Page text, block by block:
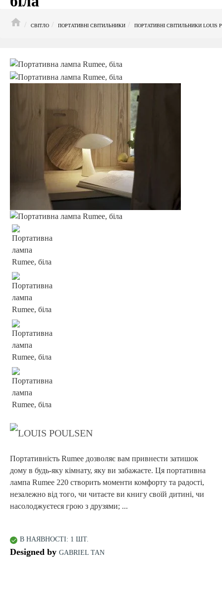
СВІТЛО
ПОРТАТИВНІ СВІТИЛЬНИКИ ПОРТАТИВНІ СВІТИЛЬНИКИ LOUIS
Портативність Rumee дозволяє вам привнести затишок
дому в будь-яку кімнату, яку ви забажаєте. Ця портативна
лампа Rumee 220 створить моменти комфорту та радості,
незалежно від того, чи читаєте ви книгу своїй дитині, чи
насолоджуєтеся грою з друзями; ...
В НАЯВНОСТІ: 1 ШТ.
Designed by GABRIEL TAN